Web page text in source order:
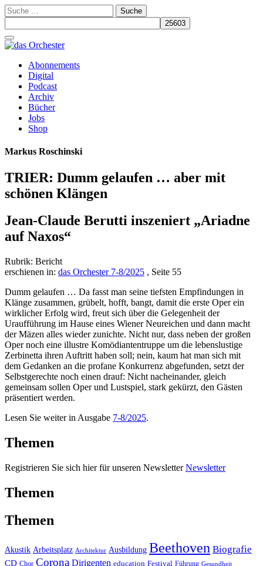
Suche
nach:
Schalte
Navigation
Zum
Inhalt
springen
Abonnements
Digital
Podcast
Archiv
Bücher
Jobs
Shop
Markus Roschinski
TRIER: Dumm gelaufen … aber mit
schönen Klängen
Jean-Claude Berutti inszeniert „Ariadne
auf Naxos“
Rubrik: Bericht
erschienen in: das Orchester 7-8/2025 , Seite 55
Dumm gelaufen … Da fasst man seine tiefsten Empfindungen in
Klänge zusammen, grübelt, hofft, bangt, damit die erste Oper ein
wirklicher Erfolg wird, freut sich über die Gelegenheit der
Uraufführung im Hause eines Wiener Neureichen und dann macht
der Mäzen alles wieder zunichte. Nicht nur, dass neben der großen
Oper noch eine illustre Komödiantentruppe um die lebenslustige
Zerbinetta ihren Auftritt haben soll; nein, kaum hat man sich mit
dem Gedanken an die profane Konkurrenz abgefunden, setzt der
Selbstgerechte noch einen drauf: Nicht nacheinander, gleich
gemeinsam sollen Oper und Lustspiel, stark gekürzt, den Gästen
präsentiert werden.
Lesen Sie weiter in Ausgabe 7-8/2025.
Themen
Registrieren Sie sich hier für unseren NewsletterNewsletter
Themen
Themen
Akustik Arbeitsplatz Architektur Ausbildung Beethoven Biografie
CD Chor Corona Dirigenten education Festival Führung Gesundheit